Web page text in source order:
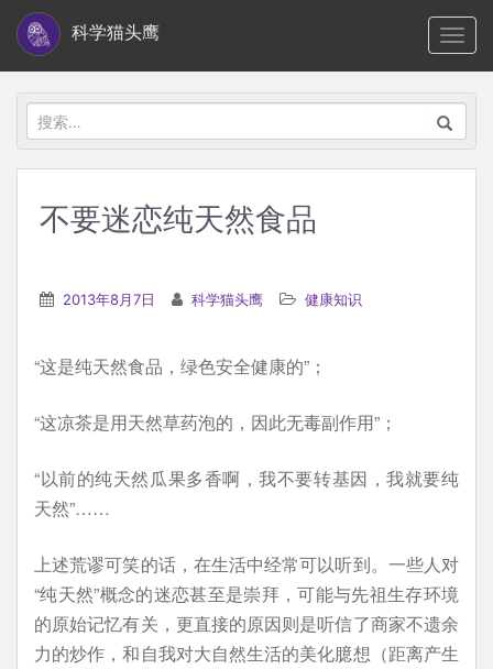
i
科学猫头鹰
搜
索：
不要迷恋纯天然食品
2013年8月7日 科学猫头鹰 健康知识
“这是纯天然食品，绿色安全健康的”；
“这凉茶是用天然草药泡的，因此无毒副作用”；
“以前的纯天然瓜果多香啊，我不要转基因，我就要纯
天然”……
上述荒谬可笑的话，在生活中经常可以听到。一些人对
“纯天然”概念的迷恋甚至是崇拜，可能与先祖生存环境
的原始记忆有关，更直接的原因则是听信了商家不遗余
力的炒作，和自我对大自然生活的美化臆想（距离产生